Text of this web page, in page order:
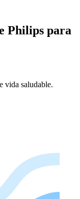
Philips para
vida saludable.